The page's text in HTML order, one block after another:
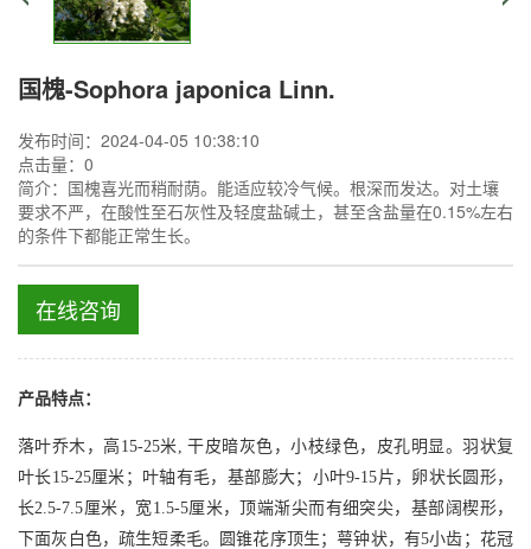
国槐-Sophora japonica Linn.
发布时间：2024-04-05 10:38:10
点击量： 0
简介：国槐喜光而稍耐荫。能适应较冷气候。根深而发达。对土壤
要求不严，在酸性至石灰性及轻度盐碱土，甚至含盐量在0.15%左右
的条件下都能正常生长。
在线咨询
产品特点：
落叶乔木，高15-25米, 干皮暗灰色，小枝绿色，皮孔明显。羽状复
叶长15-25厘米；叶轴有毛，基部膨大；小叶9-15片，卵状长圆形，
长2.5-7.5厘米，宽1.5-5厘米，顶端渐尖而有细突尖，基部阔楔形，
下面灰白色，疏生短柔毛。圆锥花序顶生；萼钟状，有5小齿；花冠